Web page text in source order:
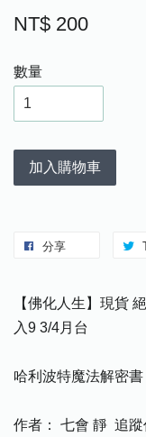
NT$ 200
數量
加入購物車
分享
【佛化人生】現貨
入9 3/4月台
哈利波特魔法解密
作者： 七會 靜 追蹤